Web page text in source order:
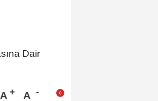
Dair
A A